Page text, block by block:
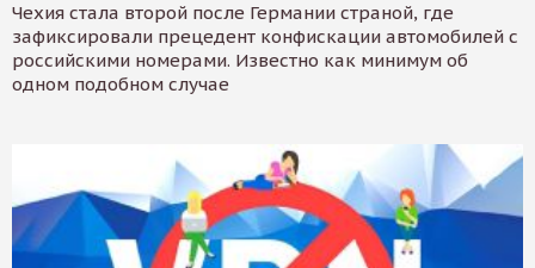
Чехия стала второй после Германии страной, где
зафиксировали прецедент конфискации автомобилей с
российскими номерами. Известно как минимум об
одном подобном случае